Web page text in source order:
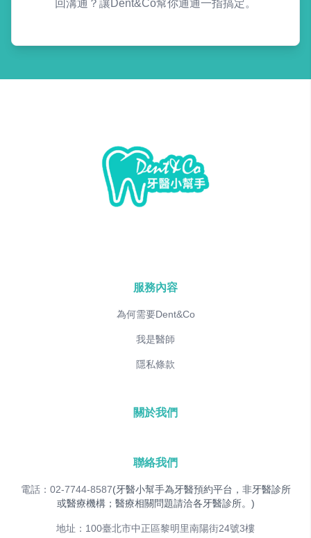
回溝通？讓Dent&Co幫你通通一指搞定。
服務內容
為何需要Dent&Co
我是醫師
隱私條款
關於我們
聯絡我們
電話：02-7744-8587(牙醫小幫手為牙醫預約平台，非牙醫診所
或醫療機構；醫療相關問題請洽各牙醫診所。)
地址：100臺北市中正區黎明里南陽街24號3樓